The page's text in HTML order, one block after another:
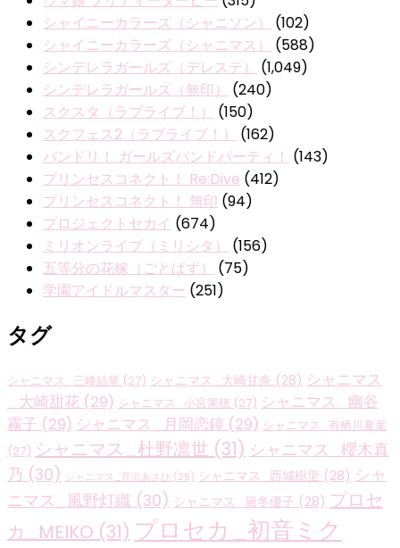
シャイニーカラーズ（シャニソン）
(102)
シャイニーカラーズ（シャニマス）
(588)
シンデレラガールズ（デレステ）
(1,049)
シンデレラガールズ（無印）
(240)
スクスタ（ラブライブ！）
(150)
スクフェス2（ラブライブ！）
(162)
バンドリ！ ガールズバンドパーティ！ (143)
プリンセスコネクト！ Re:Dive (412)
プリンセスコネクト！ 無印 (94)
プロジェクトセカイ (674)
ミリオンライブ（ミリシタ）
(156)
五等分の花嫁（ごとぱず）
(75)
学園アイドルマスター (251)
タグ
シャニマス_三峰結華 (27) シャニマス_大崎甘奈 (28) シャニマス
_大崎甜花 (29) シャニマス_小宮果穂 (27) シャニマス_幽谷
霧子 (29) シャニマス_月岡恋鐘 (29) シャニマス_有栖川夏葉
(27) シャニマス_杜野凛世 (31) シャニマス_櫻木真
乃 (30) シャニマス_芹沢あさひ (26) シャニマス_西城樹里 (28) シャ
ニマス_風野灯織 (30) シャニマス_黛冬優子 (28) プロセ
カ_MEIKO (31) プロセカ_初音ミク